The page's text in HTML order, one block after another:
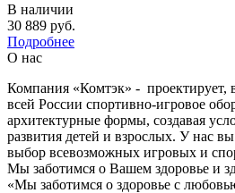
В наличии
30 889 руб.
Подробнее
О нас
Компания «Комтэк» - проектирует,
всей России спортивно-игровое
архитектурные формы, создавая
развития детей и взрослых. У нас
выбор всевозможных игровых и
Мы заботимся о Вашем здоровье и
«Мы заботимся о здоровье с